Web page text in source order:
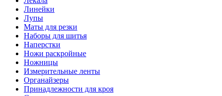
Линейки
Лупы
Маты для резки
Наборы для шитья
Наперстки
Ножи раскройные
Ножницы
Измерительные ленты
Органайзеры
Принадлежности для кроя